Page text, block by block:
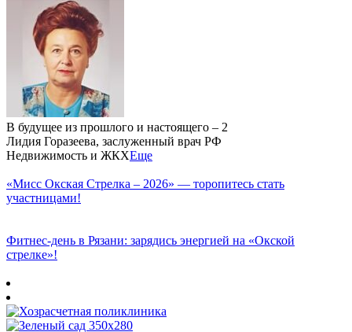
В будущее из прошлого и настоящего – 2
Лидия Горазеева, заслуженный врач РФ
Недвижимость и ЖКХЕще
«Мисс Окская Стрелка – 2026» — торопитесь стать
участницами!
Фитнес‑день в Рязани: зарядись энергией на «Окской
стрелке»!